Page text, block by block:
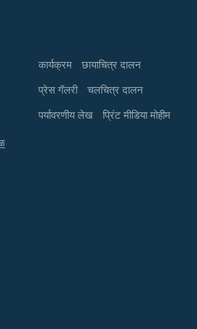
कार्यक्रम छायाचित्र दालन
प्रेस गॅलरी चलचित्र दालन
पर्यावरणीय लेख प्रिंट मीडिया मोहीम